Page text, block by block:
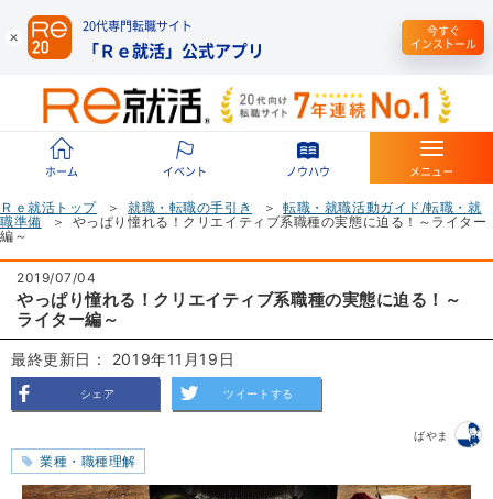
20代専門転職サイト
「Ｒｅ就活」公式アプリ
今すぐ
インストール
ホーム イベント ノウハウ メニュー
Ｒｅ就活トップ 就職・転職の手引き
転職・就職活動ガイド/転職・就
職準備
やっぱり憧れる！クリエイティブ系職種の実態に迫る！～ライター
編～
2019/07/04
やっぱり憧れる！クリエイティブ系職種の実態に迫る！～
ライター編～
最終更新日： 2019年11月19日
シェア ツイートする
ばやま
業種・職種理解